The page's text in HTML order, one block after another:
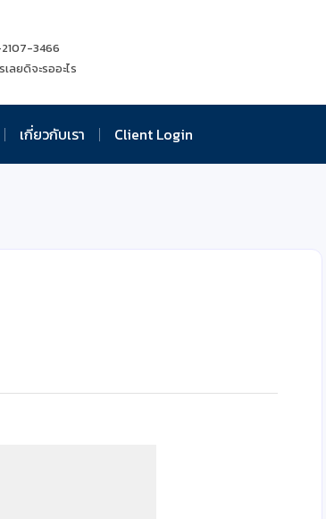
3466
เลยดิจะรออะไร
เกี่ยวกับเรา Client Login